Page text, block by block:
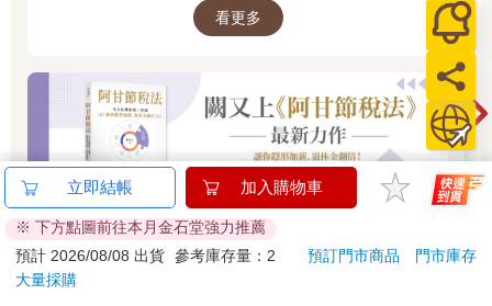
層思考對成功投資的特殊重要性。接下來有三個很好的例子，簡
短討論第一層思考與第二層思考的差異。〕
什麼是第二層思考？
 第一層思考會說：「這是一家好公司，就買這支股票吧！」第
二層思考則會說：「這是一家好公司，但每個人都認為這家公司
很好，所以這不是好公司。這支股票的股價被高估，市價過高，
所以賣出！」
〔喬爾‧葛林布萊特評註：我一直從散戶那裡聽到第一層思考。他
們會閱讀報紙或觀看美國財經電視台CNBC，然後接受傳統第一
看更多